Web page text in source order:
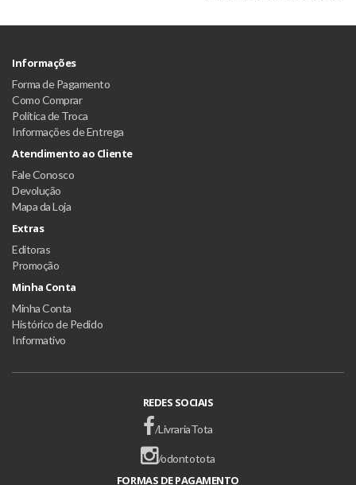
Informações
Forma de Pagamento
Como Comprar
Política de Troca
Informações de Entrega
Atendimento ao Cliente
Fale Conosco
Devolução
Mapa da Loja
Extras
Editoras
Promoção
Minha Conta
Minha Conta
Histórico de Pedido
Informativo
REDES SOCIAIS
/LivrariaTota
/odontotota
FORMAS DE PAGAMENTO